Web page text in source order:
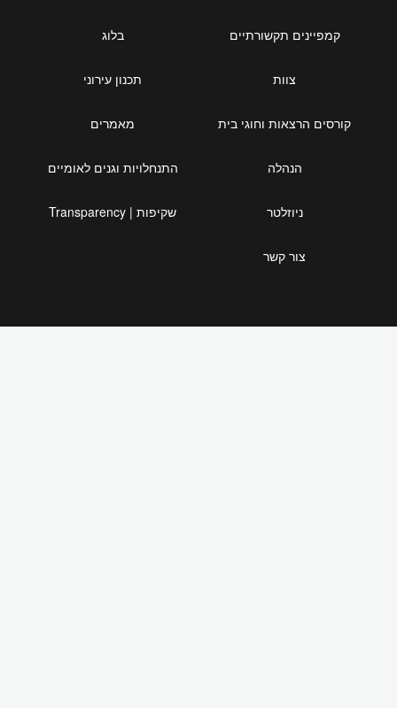
קמפיינים תקשורתיים בלוג
צוות תכנון עירוני
קורסים הרצאות וחוגי בית מאמרים
הנהלה התנחלויות וגנים לאומיים
ניוזלטר שקיפות | Transparency
צור קשר